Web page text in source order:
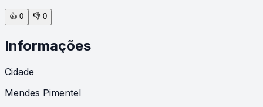
👍 0 👎 0
Informações
Cidade
Mendes Pimentel